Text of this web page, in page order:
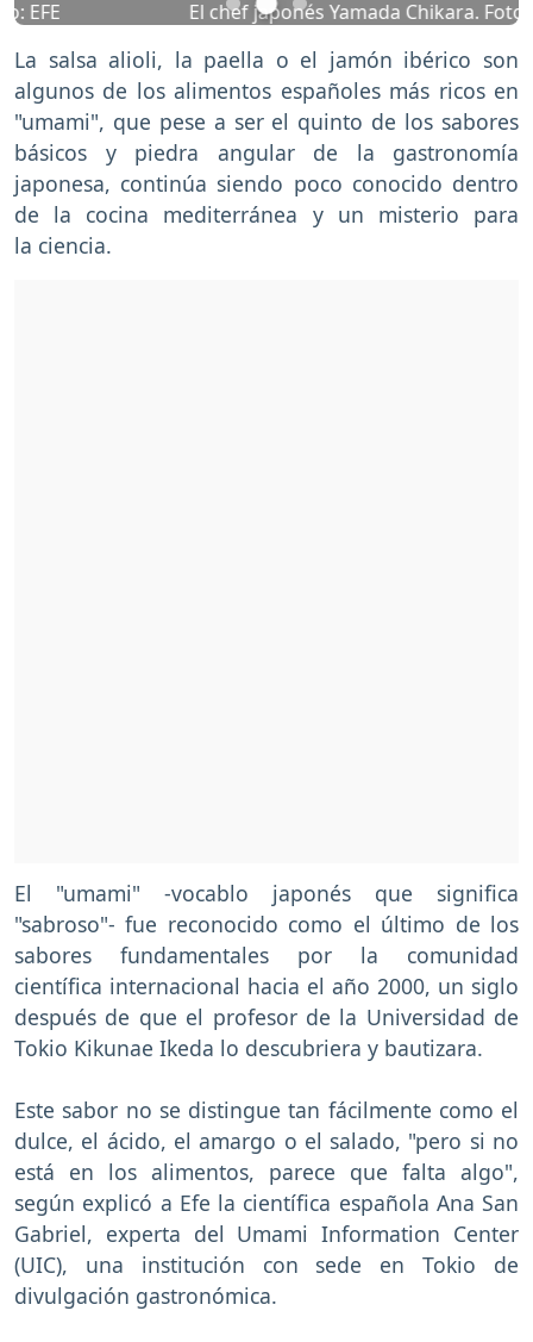
El chef japonés Yamada Chikara. Foto: EFE
La salsa alioli, la paella o el jamón ibérico son
algunos de los alimentos españoles más ricos en
"umami", que pese a ser el quinto de los sabores
básicos y piedra angular de la gastronomía
japonesa, continúa siendo poco conocido dentro
de la cocina mediterránea y un misterio para
la ciencia.
El "umami" -vocablo japonés que significa
"sabroso"- fue reconocido como el último de los
sabores fundamentales por la comunidad
científica internacional hacia el año 2000, un siglo
después de que el profesor de la Universidad de
Tokio Kikunae Ikeda lo descubriera y bautizara.
Este sabor no se distingue tan fácilmente como el
dulce, el ácido, el amargo o el salado, "pero si no
está en los alimentos, parece que falta algo",
según explicó a Efe la científica española Ana San
Gabriel, experta del Umami Information Center
(UIC), una institución con sede en Tokio de
divulgación gastronómica.